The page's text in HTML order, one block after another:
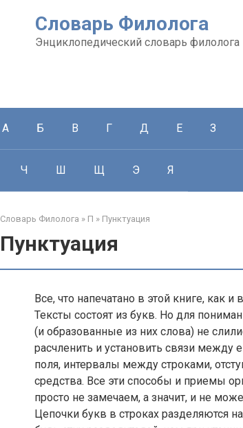
Словарь Филолога
Энциклопедический словарь филолога
А Б В Г Д Е З
Ч Ш Щ Э Я
Словарь Филолога » П » Пунктуация
Пунктуация
Все, что напечатано в этой книге, как и
Тексты состоят из букв. Но для
(и образованные из них слова) не
расчленить и установить связи между
поля, интервалы между строками,
средства. Все эти способы и приемы
просто не замечаем, а значит, и не
Цепочки букв в строках разделяются